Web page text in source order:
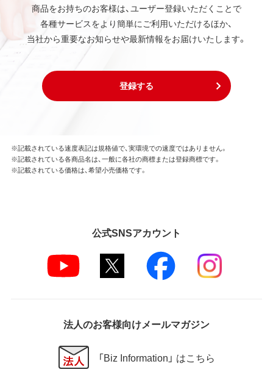
商品をお持ちのお客様は、ユーザー登録いただくことで
各種サービスをより簡単にご利用いただけるほか、
当社から重要なお知らせや最新情報をお届けいたします。
登録する
※記載されている速度表記は規格値で、実環境での速度ではありません。
※記載されている各商品名は、一般に各社の商標または登録商標です。
※記載されている価格は、希望小売価格です。
公式SNSアカウント
法人のお客様向けメールマガジン
「Biz Information」 はこちら